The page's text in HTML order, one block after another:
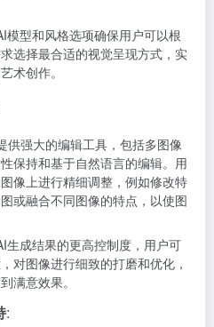
模型和风格选项确保用户可以根
选择最合适的视觉呈现方式，实
术创作。
供强大的编辑工具，包括多图像
保持和基于自然语言的编辑。用
像上进行精细调整，例如修改特
或融合不同图像的特点，以使图
生成结果的更高控制度，用户可
对图像进行细致的打磨和优化，
满意效果。
: